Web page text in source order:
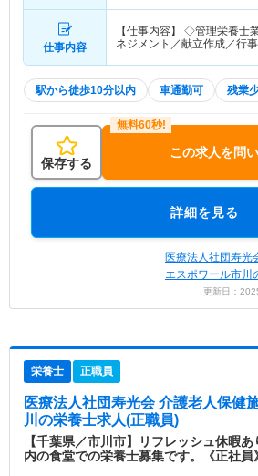
仕事内容
【仕事内容】 ◇管理栄養士
ネジメント／献立作成／行
駅から徒歩10分以内 車通勤可 残業
保存する
この求人を問
詳細を見る
医療法人社団寿
エスポワール市川
更新日：
栄養士 正職員
医療法人社団寿光会 介護老人保健
川 の栄養士求人(正職員)
【千葉県／市川市】リフレッシュ休暇
内の食堂での栄養士募集です。《正社員